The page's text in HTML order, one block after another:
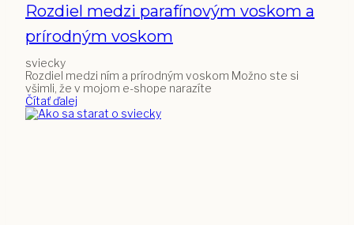
Rozdiel medzi parafínovým voskom a
prírodným voskom
sviecky
Rozdiel medzi ním a prírodným voskom Možno ste si
všimli, že v mojom e-shope narazíte
Čítať ďalej